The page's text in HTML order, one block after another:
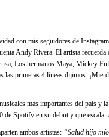
con mis seguidores de
Andy Rivera. El artista recuerda
Los hermanos Maya, Mickey
primeras 4 líneas dijimos:
más importantes del país y
Spotify en su debut y que escala
ambos artistas: “Salud hijo